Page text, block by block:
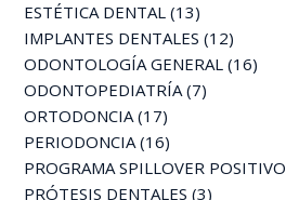
ESTÉTICA DENTAL (13)
IMPLANTES DENTALES (12)
ODONTOLOGÍA GENERAL (16)
ODONTOPEDIATRÍA(7)
ORTODONCIA(17)
PERIODONCIA(16)
PROGRAMA SPILLOVER POSITIVO
PRÓTESIS DENTALES (3)